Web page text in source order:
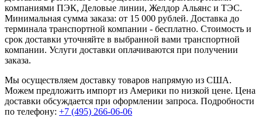
компаниями ПЭК, Деловые линии, Желдор Альянс и ТЭС.
Минимальная сумма заказа: от 15 000 рублей. Доставка до
терминала транспортной компании - бесплатно. Стоимость и
срок доставки уточняйте в выбранной вами транспортной
компании. Услуги доставки оплачиваются при получении
заказа.
Мы осуществляем доставку товаров напрямую из США.
Можем предложить импорт из Америки по низкой цене. Цена
доставки обсуждается при оформлении запроса. Подробности
по телефону: +7 (495) 266-06-06